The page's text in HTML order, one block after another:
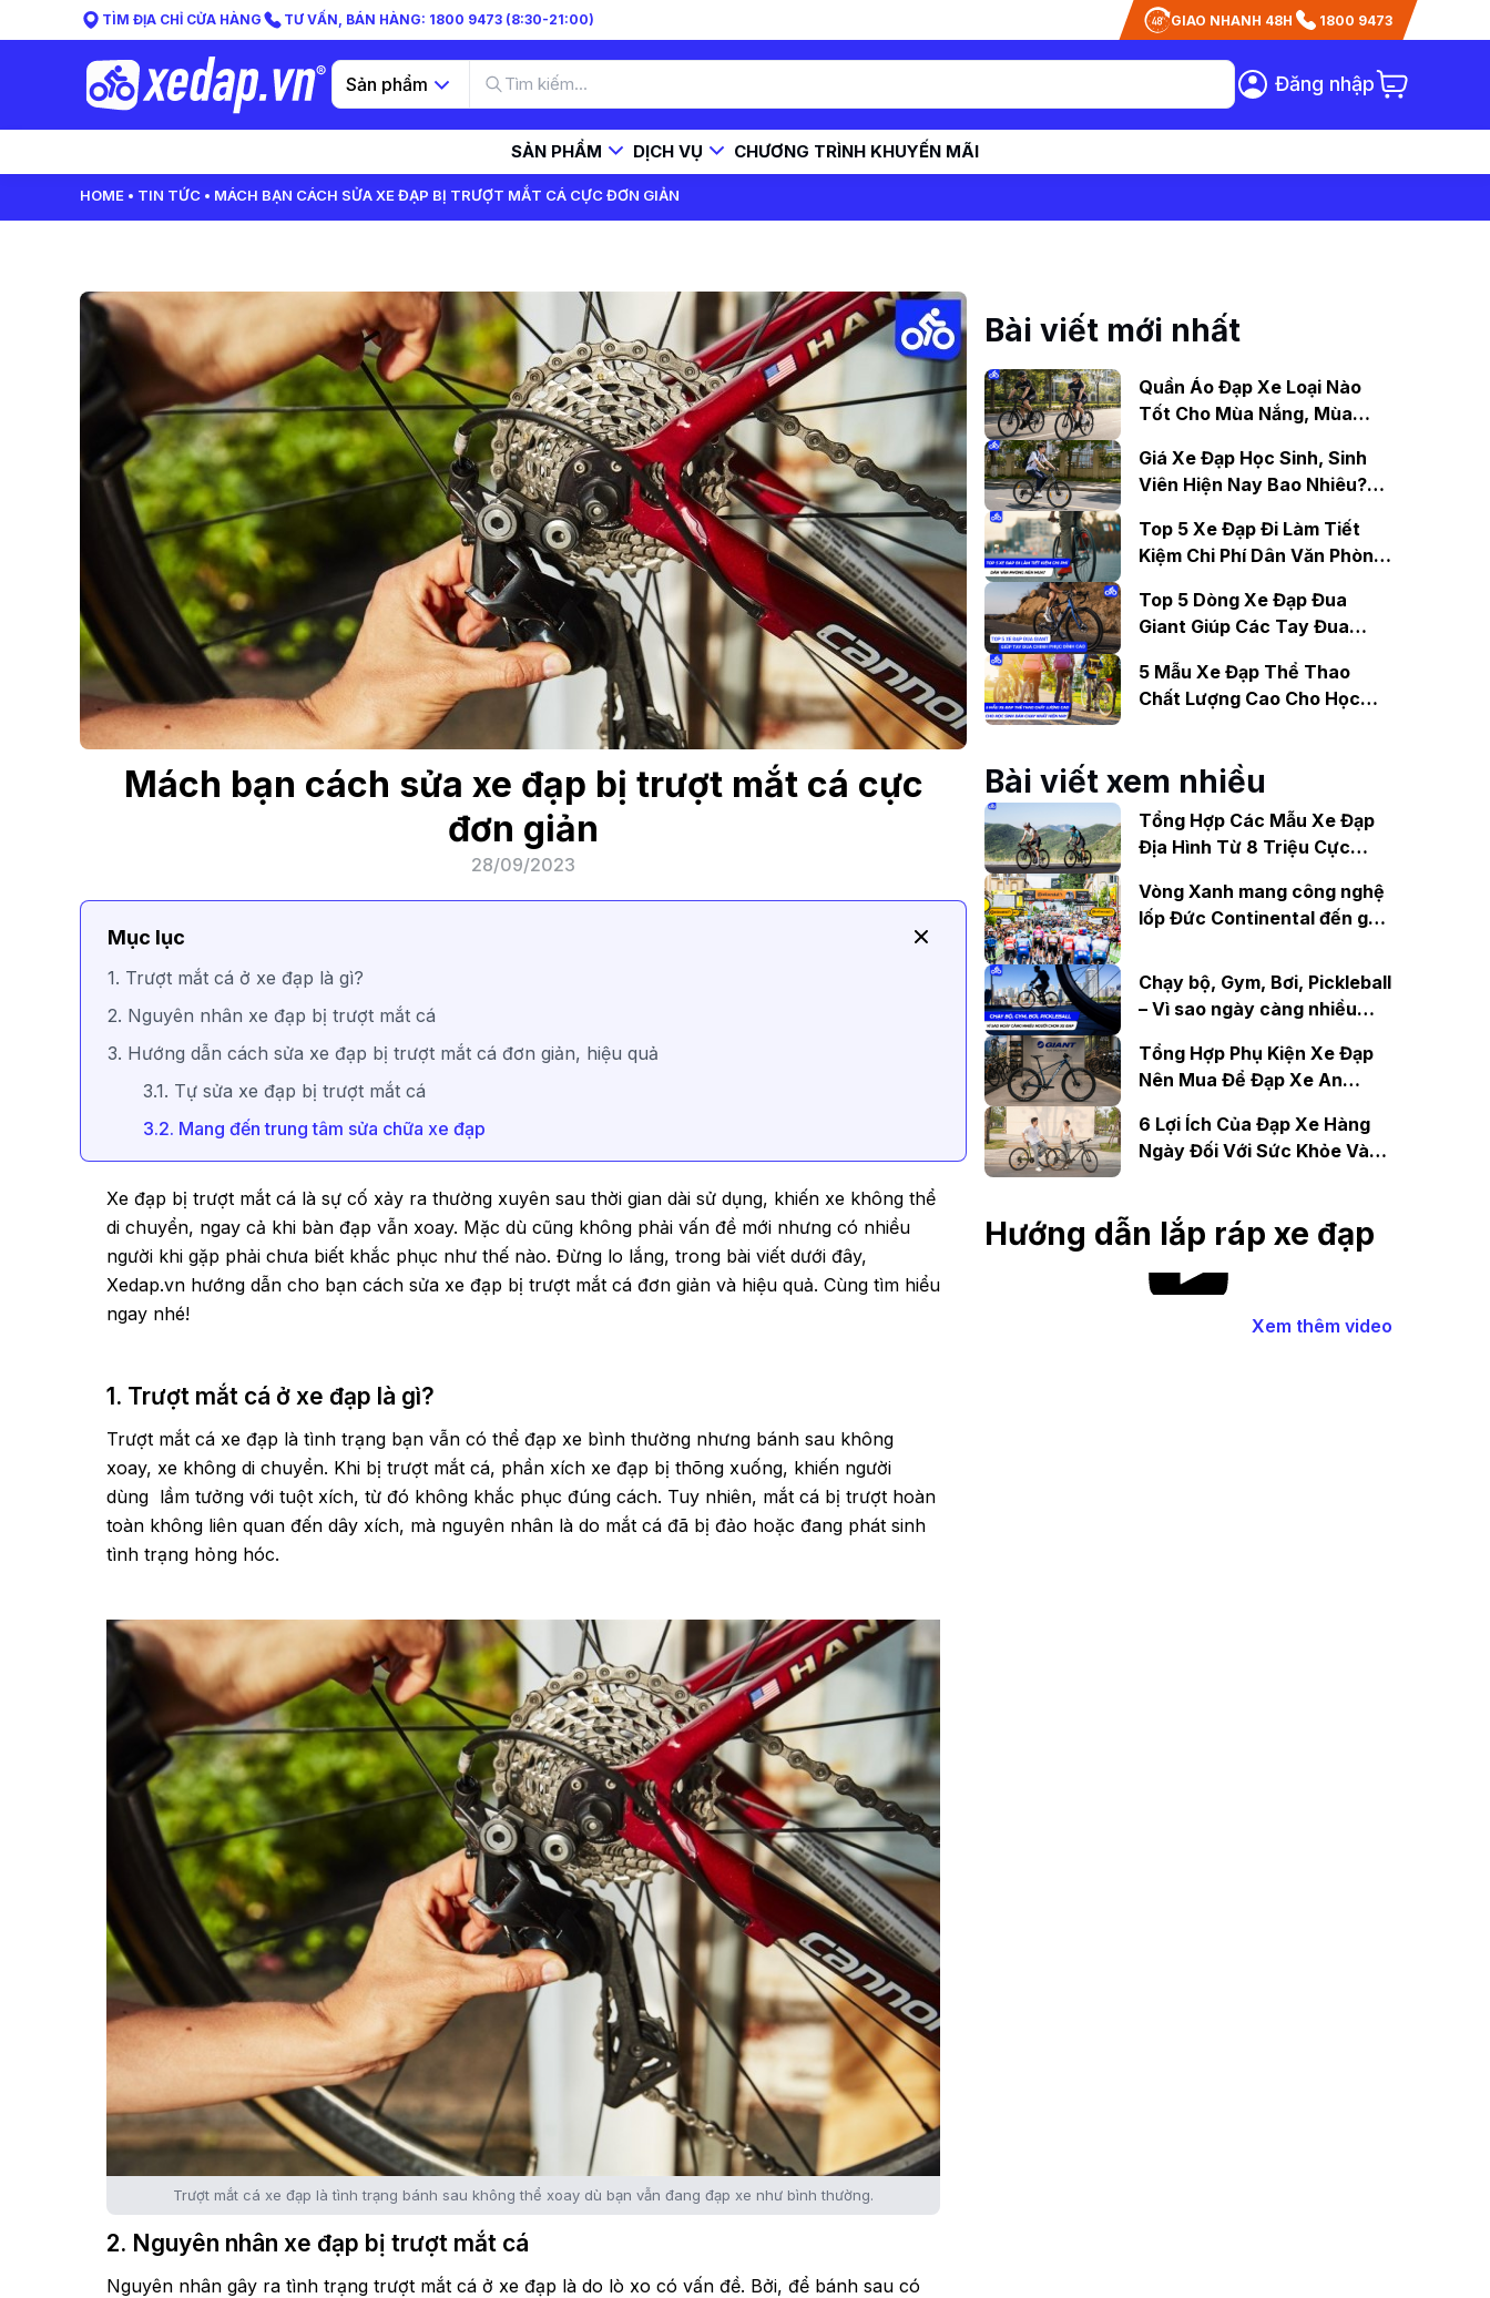
TÌM ĐỊA CHỈ CỬA HÀNG TƯ VẤN, BÁN HÀNG: 1800 9473 (8:30-21:00) GIAO NHANH 48H 1800 9473
Sản phẩm Đăng nhập
SẢN PHẨM DỊCH VỤ CHƯƠNG TRÌNH KHUYẾN MÃI
HOME TIN TỨC MÁCH BẠN CÁCH SỬA XE ĐẠP BỊ TRƯỢT MẮT CÁ CỰC ĐƠN GIẢN
Mách bạn cách sửa xe đạp bị trượt mắt cá cực
đơn giản
28/09/2023
Mục lục
1. Trượt mắt cá ở xe đạp là gì?
2. Nguyên nhân xe đạp bị trượt mắt cá
3. Hướng dẫn cách sửa xe đạp bị trượt mắt cá đơn giản, hiệu quả
3.1. Tự sửa xe đạp bị trượt mắt cá
3.2. Mang đến trung tâm sửa chữa xe đạp
Xe đạp bị trượt mắt cá là sự cố xảy ra thường xuyên sau thời gian dài sử dụng, khiến xe không thể
di chuyển, ngay cả khi bàn đạp vẫn xoay. Mặc dù cũng không phải vấn đề mới nhưng có nhiều
người khi gặp phải chưa biết khắc phục như thế nào. Đừng lo lắng, trong bài viết dưới đây,
Xedap.vn hướng dẫn cho bạn cách sửa xe đạp bị trượt mắt cá đơn giản và hiệu quả. Cùng tìm hiểu
ngay nhé!
1. Trượt mắt cá ở xe đạp là gì?
Trượt mắt cá xe đạp là tình trạng bạn vẫn có thể đạp xe bình thường nhưng bánh sau không
xoay, xe không di chuyển. Khi bị trượt mắt cá, phần xích xe đạp bị thõng xuống, khiến người
dùng lầm tưởng với tuột xích, từ đó không khắc phục đúng cách. Tuy nhiên, mắt cá bị trượt hoàn
toàn không liên quan đến dây xích, mà nguyên nhân là do mắt cá đã bị đảo hoặc đang phát sinh
tình trạng hỏng hóc.
Trượt mắt cá xe đạp là tình trạng bánh sau không thể xoay dù bạn vẫn đang đạp xe như bình thường.
2. Nguyên nhân xe đạp bị trượt mắt cá
Nguyên nhân gây ra tình trạng trượt mắt cá ở xe đạp là do lò xo có vấn đề. Bởi, để bánh sau có
Bài viết mới nhất
Quần Áo Đạp Xe Loại Nào
Tốt Cho Mùa Nắng, Mùa
Giá Xe Đạp Học Sinh, Sinh
Viên Hiện Nay Bao Nhiêu?
Top 5 Xe Đạp Đi Làm Tiết
Kiệm Chi Phí Dân Văn Phòng
Top 5 Dòng Xe Đạp Đua
Giant Giúp Các Tay Đua
5 Mẫu Xe Đạp Thể Thao
Chất Lượng Cao Cho Học
Bài viết xem nhiều
Tổng Hợp Các Mẫu Xe Đạp
Địa Hình Từ 8 Triệu Cực
Vòng Xanh mang công nghệ
lốp Đức Continental đến gần
Nam
Chạy bộ, Gym, Bơi, Pickleball
– Vì sao ngày càng nhiều
Tổng Hợp Phụ Kiện Xe Đạp
Nên Mua Để Đạp Xe An
6 Lợi Ích Của Đạp Xe Hàng
Ngày Đối Với Sức Khỏe Và
Hướng dẫn lắp ráp xe đạp
Xem thêm video